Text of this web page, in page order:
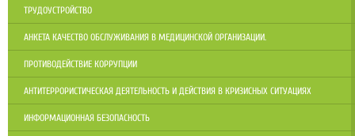
ТРУДОУСТРОЙСТВО
АНКЕТА КАЧЕСТВО ОБСЛУЖИВАНИЯ В МЕДИЦИНСКОЙ ОРГАНИЗАЦИИ.
ПРОТИВОДЕЙСТВИЕ КОРРУПЦИИ
АНТИТЕРРОРИСТИЧЕСКАЯ ДЕЯТЕЛЬНОСТЬ И ДЕЙСТВИЯ В КРИЗИСНЫХ СИТУАЦИЯХ
ИНФОРМАЦИОННАЯ БЕЗОПАСНОСТЬ